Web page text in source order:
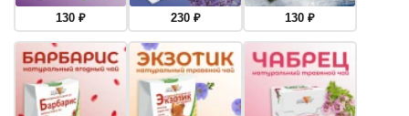
130₽ 230 ₽ 130 ₽